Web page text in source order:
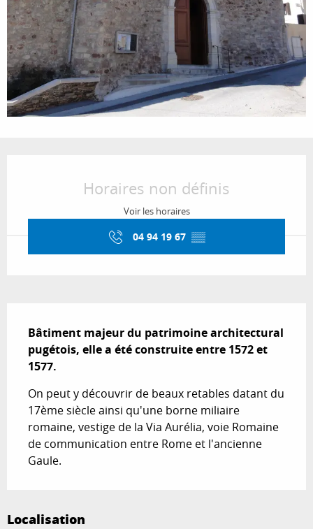
Horaires non définis
Voir les horaires
04 94 19 67 ▒▒
Bâtiment majeur du patrimoine architectural
pugétois, elle a été construite entre 1572 et
1577.
On peut y découvrir de beaux retables datant du
17ème siècle ainsi qu'une borne miliaire
romaine, vestige de la Via Aurélia, voie Romaine
de communication entre Rome et l'ancienne
Gaule.
Localisation